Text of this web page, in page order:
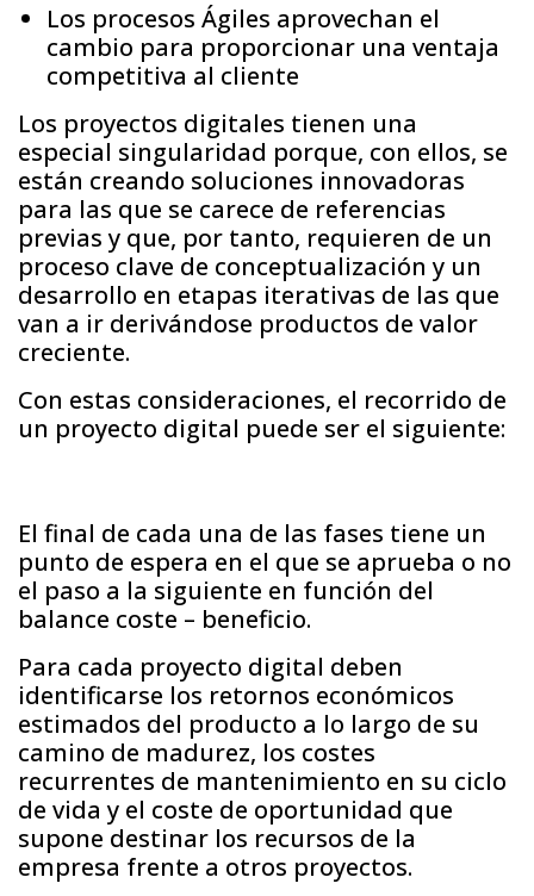
Los procesos Ágiles aprovechan el
cambio para proporcionar una ventaja
competitiva al cliente
Los proyectos digitales tienen una
especial singularidad porque, con ellos, se
están creando soluciones innovadoras
para las que se carece de referencias
previas y que, por tanto, requieren de un
proceso clave de conceptualización y un
desarrollo en etapas iterativas de las que
van a ir derivándose productos de valor
creciente.
Con estas consideraciones, el recorrido de
un proyecto digital puede ser el siguiente:
El final de cada una de las fases tiene un
punto de espera en el que se aprueba o no
el paso a la siguiente en función del
balance coste – beneficio.
Para cada proyecto digital deben
identificarse los retornos económicos
estimados del producto a lo largo de su
camino de madurez, los costes
recurrentes de mantenimiento en su ciclo
de vida y el coste de oportunidad que
supone destinar los recursos de la
empresa frente a otros proyectos.